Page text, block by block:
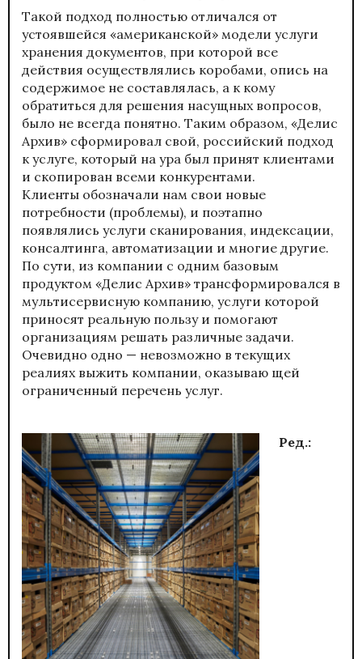
Такой подход полностью отличался от
устоявшейся «американской» модели услуги
хранения документов, при которой все
действия осуществлялись коробами, опись на
содержимое не составлялась, а к кому
обратиться для решения насущных вопросов,
было не всегда понятно. Таким образом, «Делис
Архив» сформировал свой, российский подход
к услуге, который на ура был принят клиентами
и скопирован всеми конкурентами.
Клиенты обозначали нам свои новые
потребности (проблемы), и поэтапно
появлялись услуги сканирования, индексации,
консалтинга, автоматизации и многие другие.
По сути, из компании с одним базовым
продуктом «Делис Архив» трансформировался в
мультисервисную компанию, услуги которой
приносят реальную пользу и помогают
организациям решать различные задачи.
Очевидно одно — невозможно в текущих
реалиях выжить компании, оказываю щей
ограниченный перечень услуг.
Ред.: